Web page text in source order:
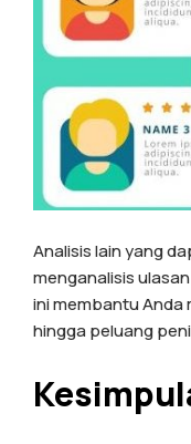
Analisis lain yang
menganalisis
ini membantu Anda
hingga peluang